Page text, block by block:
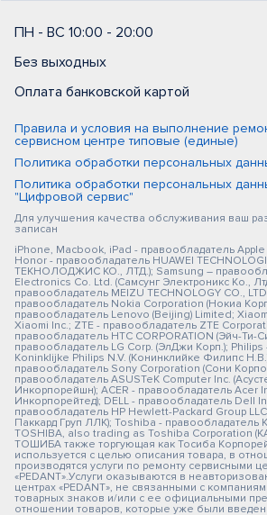
ПН - ВС 10:00 - 20:00
Без выходных
Оплата банковской картой
Правила и условия на выполнение
сервисном центре типовые (единые)
Политика обработки персональных
Политика обработки персональных
"Цифровой сервис"
Для улучшения качества обслуживания ваш
записан
iPhone, Macbook, iPad - правообладатель
Honor - правообладатель HUAWEI
ТЕКНОЛОДЖИС КО., ЛТД.); Samsung –
Electronics Co. Ltd. (Самсунг Электроникс Ко.,
правообладатель MEIZU TECHNOLOGY CO.,
правообладатель Nokia Corporation (Нокиа
правообладатель Lenovo (Beijing) Limited;
Xiaomi Inc.; ZTE - правообладатель ZTE
правообладатель HTC CORPORATION (Эйч-
правообладатель LG Corp. (ЭлДжи Корп.);
Koninklijke Philips N.V. (Конинклийке Филипс
правообладатель Sony Corporation (Сони
правообладатель ASUSTeK Computer Inc.
Инкорпорейшн); ACER - правообладатель Acer
Инкорпорейтед); DELL - правообладатель Dell
правообладатель HP Hewlett-Packard Group
Паккард Груп ЛЛК); Toshiba - правообладатель
TOSHIBA, also trading as Toshiba Corporation
ТОШИБА также торгующая как Тосиба
используется с целью описания товара, в
производятся услуги по ремонту сервисными
«PEDANT».Услуги оказываются в
центрах «PEDANT», не связанными с
товарных знаков и/или с ее официальными
отношении товаров, которые уже были